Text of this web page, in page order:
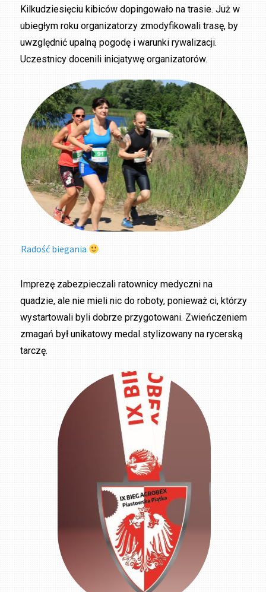
Kilkudziesięciu kibiców dopingowało na trasie. Już w
ubiegłym roku organizatorzy zmodyfikowali trasę, by
uwzględnić upalną pogodę i warunki rywalizacji.
Uczestnicy docenili inicjatywę organizatorów.
Radość biegania
Imprezę zabezpieczali ratownicy medyczni na
quadzie, ale nie mieli nic do roboty, ponieważ ci, którzy
wystartowali byli dobrze przygotowani. Zwieńczeniem
zmagań był unikatowy medal stylizowany na rycerską
tarczę.